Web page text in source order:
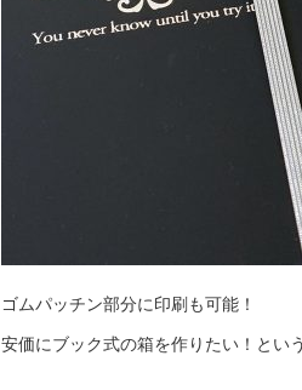
ゴムパッチン部分に印刷も可能！
安価にブック式の箱を作りたい！とい